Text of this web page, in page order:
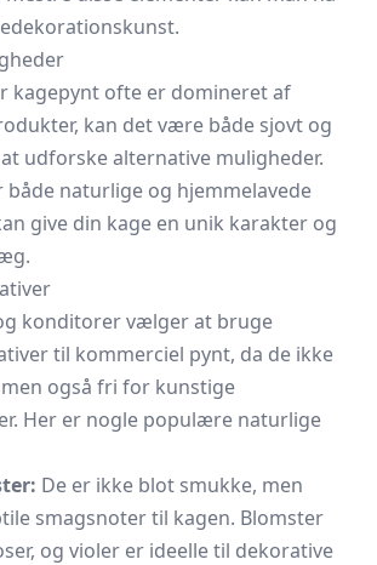
kagepynt ofte er domineret af
kan det være både sjovt og
udforske alternative muligheder.
både naturlige og hjemmelavede
give din kage en unik karakter og
konditorer vælger at bruge
til kommerciel pynt, da de ikke
også fri for kunstige
Her er nogle populære naturlige
De er ikke blot smukke, men
smagsnoter til kagen. Blomster
og violer er ideelle til dekorative